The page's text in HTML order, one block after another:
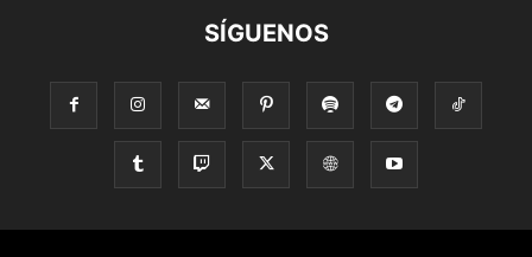
SÍGUENOS